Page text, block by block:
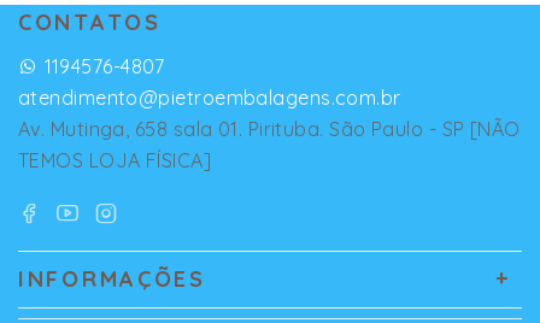
CONTATOS
1194576-4807
atendimento@pietroembalagens.com.br
Av. Mutinga, 658 sala 01. Pirituba. São Paulo - SP [NÃO
TEMOS LOJA FÍSICA]
INFORMAÇÕES